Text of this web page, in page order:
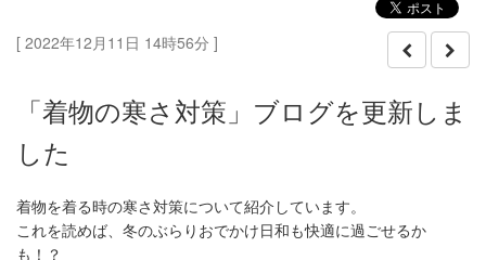
[ 2022年12月11日 14時56分 ]
「着物の寒さ対策」ブログを更新しま
した
着物を着る時の寒さ対策について紹介しています。
これを読めば、冬のぶらりおでかけ日和も快適に過ごせるか
も！？